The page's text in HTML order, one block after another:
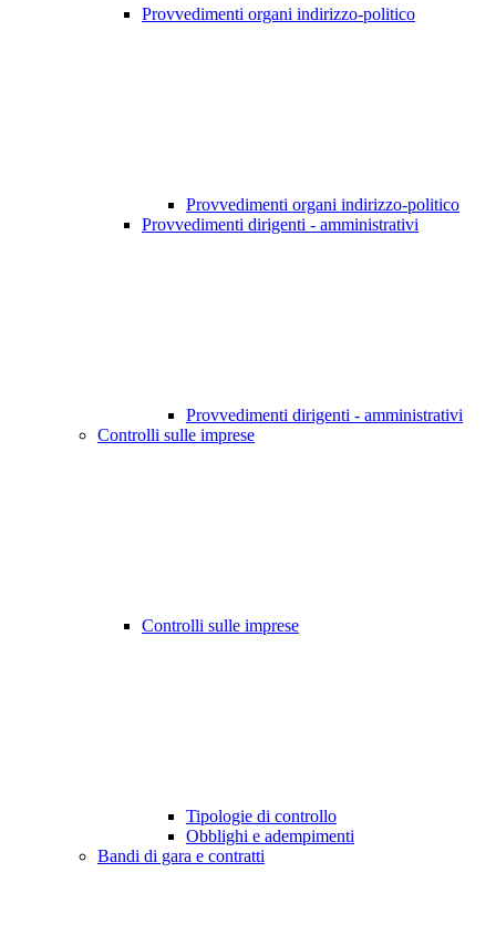
Provvedimenti organi indirizzo-politico
Provvedimenti organi indirizzo-politico
Provvedimenti dirigenti - amministrativi
Provvedimenti dirigenti - amministrativi
Controlli sulle imprese
Controlli sulle imprese
Tipologie di controllo
Obblighi e adempimenti
Bandi di gara e contratti